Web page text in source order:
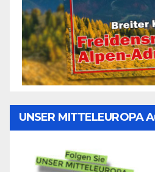
UNSER MITTELEUROPA